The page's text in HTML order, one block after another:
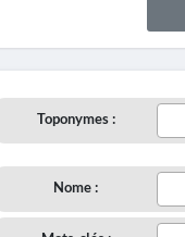
Toponymes :
Nome :